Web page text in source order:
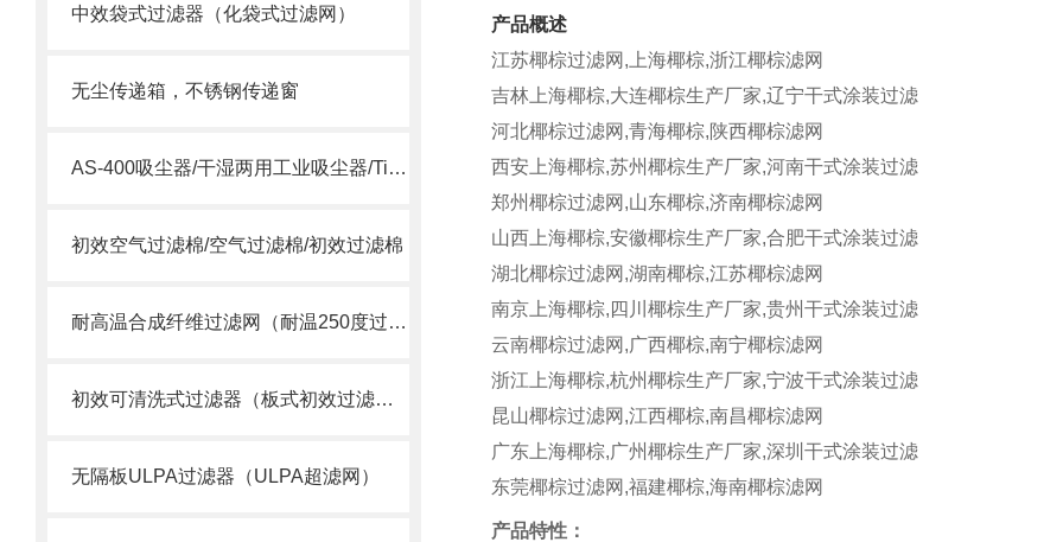
中效袋式过滤器（化袋式过滤网）
无尘传递箱，不锈钢传递窗
AS-400吸尘器/干湿两用工业吸尘器/Tiger Vac AS-400
初效空气过滤棉/空气过滤棉/初效过滤棉
耐高温合成纤维过滤网（耐温250度过滤棉）
初效可清洗式过滤器（板式初效过滤网）
无隔板ULPA过滤器（ULPA超滤网）
产品概述
江苏椰棕过滤网,上海椰棕,浙江椰棕滤网
吉林上海椰棕,大连椰棕生产厂家,辽宁干式涂装过滤
河北椰棕过滤网,青海椰棕,陕西椰棕滤网
西安上海椰棕,苏州椰棕生产厂家,河南干式涂装过滤
郑州椰棕过滤网,山东椰棕,济南椰棕滤网
山西上海椰棕,安徽椰棕生产厂家,合肥干式涂装过滤
湖北椰棕过滤网,湖南椰棕,江苏椰棕滤网
南京上海椰棕,四川椰棕生产厂家,贵州干式涂装过滤
云南椰棕过滤网,广西椰棕,南宁椰棕滤网
浙江上海椰棕,杭州椰棕生产厂家,宁波干式涂装过滤
昆山椰棕过滤网,江西椰棕,南昌椰棕滤网
广东上海椰棕,广州椰棕生产厂家,深圳干式涂装过滤
东莞椰棕过滤网,福建椰棕,海南椰棕滤网
产品特性：